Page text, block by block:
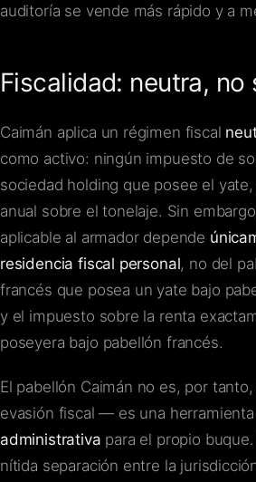
auditoría se vende más rápido y a
Fiscalidad: neutra, no
Caimán aplica un régimen fiscal
como activo: ningún impuesto de
sociedad holding que posee el
anual sobre el tonelaje. Sin
aplicable al armador depende
residencia fiscal personal, no del
francés que posea un yate bajo
y el impuesto sobre la renta
poseyera bajo pabellón francés.
El pabellón Caimán no es, por
evasión fiscal — es una
administrativa para el propio
nítida separación entre la